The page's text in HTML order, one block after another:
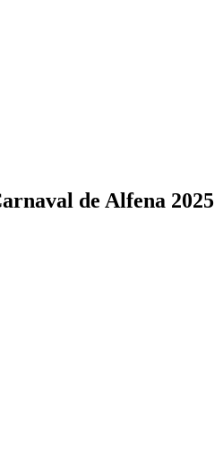
de Alfena 2025